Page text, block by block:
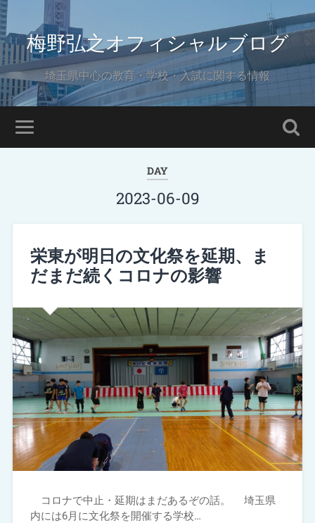
梅野弘之オフィシャルブログ
埼玉県中心の教育・学校・入試に関する情報
DAY
2023-06-09
栄東が明日の文化祭を延期、ま
だまだ続くコロナの影響
コロナで中止・延期はまだあるぞの話。 埼玉県
内には6月に文化祭を開催する学校…